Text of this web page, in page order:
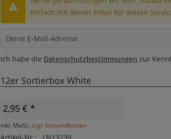
einfach mit deiner Email für diesen
Ich habe die Datenschutzbestimmungen zur
12er Sortierbox White
2,95 € *
inkl. MwSt. zzgl. Versandkosten
Artikel-Nr.:
LN13239